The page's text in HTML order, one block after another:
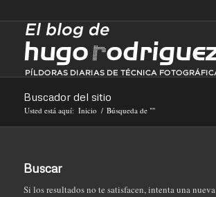
Buscador del sitio
Usted está aquí: Inicio / Búsqueda de ""
Buscar
Si los resultados no te satisfacen, intenta una nueva